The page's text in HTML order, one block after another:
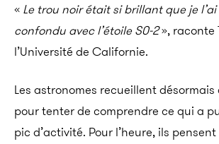
« Le trou noir était si brillant que je l’ai
confondu avec l’étoile S0-2», raconte
l’Université de Californie.
Les astronomes recueillent désormais
pour tenter de comprendre ce qui a
pic d’activité. Pour l’heure, ils